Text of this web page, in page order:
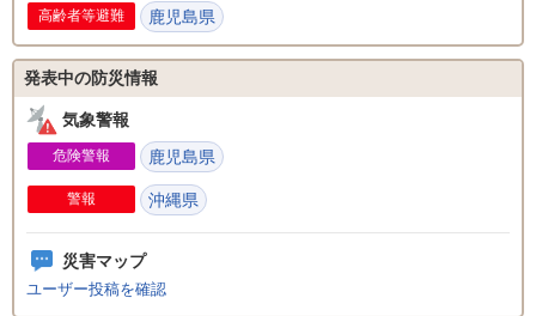
高齢者等避難 鹿児島県
発表中の防災情報
気象警報
危険警報 鹿児島県
警報 沖縄県
災害マップ
ユーザー投稿を確認